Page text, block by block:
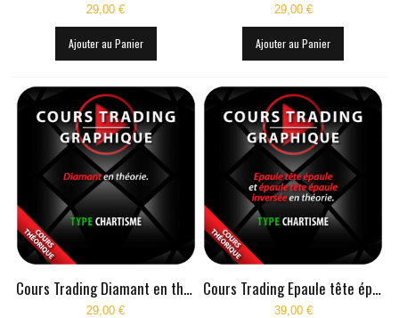
29,00 €
Ajouter au Panier
29,00 €
Ajouter au Panier
Cours Trading Diamant en théorie
29,00 €
Cours Trading Epaule tête épaule et épaule tête épaule inversée en théorie
39,00 €